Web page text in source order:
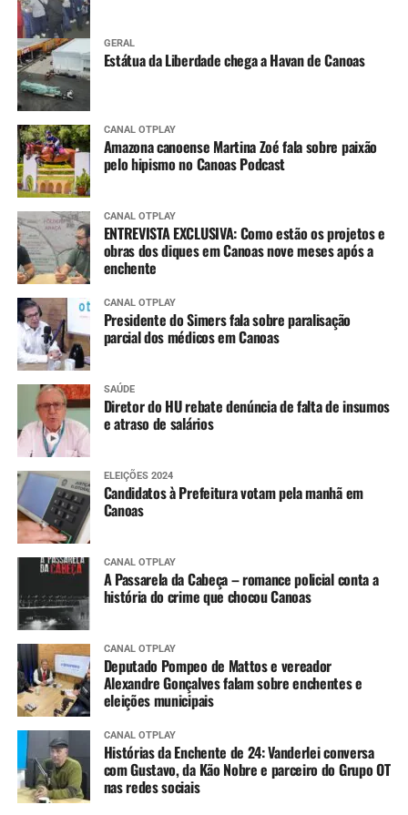
GERAL
Estátua da Liberdade chega a Havan de Canoas
CANAL OTPLAY
Amazona canoense Martina Zoé fala sobre paixão
pelo hipismo no Canoas Podcast
CANAL OTPLAY
ENTREVISTA EXCLUSIVA: Como estão os projetos e
obras dos diques em Canoas nove meses após a
enchente
CANAL OTPLAY
Presidente do Simers fala sobre paralisação
parcial dos médicos em Canoas
SAÚDE
Diretor do HU rebate denúncia de falta de insumos
e atraso de salários
ELEIÇÕES 2024
Candidatos à Prefeitura votam pela manhã em
Canoas
CANAL OTPLAY
A Passarela da Cabeça – romance policial conta a
história do crime que chocou Canoas
CANAL OTPLAY
Deputado Pompeo de Mattos e vereador
Alexandre Gonçalves falam sobre enchentes e
eleições municipais
CANAL OTPLAY
Histórias da Enchente de 24: Vanderlei conversa
com Gustavo, da Kão Nobre e parceiro do Grupo OT
nas redes sociais